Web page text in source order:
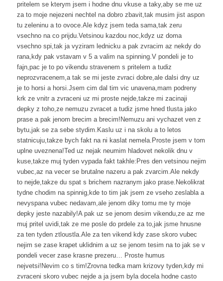
pritelem se kterym jsem i hodne dnu vkuse a taky,aby se me uz
za to moje nejezeni nechtel na dobro zbavit,tak musim jist aspon
tu zeleninu a to ovoce.Ale kdyz jsem teda sama,tak zeru
vsechno na co prijdu.Vetsinou kazdou noc,kdyz uz doma
vsechno spi,tak ja vyziram lednicku a pak zvracim az nekdy do
rana,kdy pak vstavam v 5 a valim na spinning.V pondeli je to
fajn,pac je to po vikendu stravenem s pritelem a tudiz
neprozvracenem,a tak se mi jeste zvraci dobre,ale dalsi dny uz
je to horsi a horsi.Jsem cim dal tim vic unavena,mam podreny
krk ze vnitr a zvraceni uz mi proste nejde,takze mi zacinaji
depky z toho,ze nemuzu zvracet a tudiz jsme hned tlusta jako
prase a pak jenom brecim a brecim!Nemuzu ani vychazet ven z
bytu,jak se za sebe stydim.Kaslu uz i na skolu a to letos
statnicuju,takze bych fakt na ni kaslat nemela.Proste jsem v tom
uplne uveznena!Ted uz nejak neumim hladovet nekolik dnu v
kuse,takze muj tyden vypada fakt takhle:Pres den vetsinou nejim
vubec,az na vecer se brutalne nazeru a pak zvarcim.Ale nekdy
to nejde,takze du spat s brichem nazranym jako prase.Nekolikrat
tydne chodim na spinnig,kde to tim jak jsem ze vseho zeslabla a
nevyspana vubec nedavam,ale jenom diky tomu me ty moje
depky jeste nazabily!A pak uz se jenom desim vikendu,ze az me
muj pritel uvidi,tak ze me posle do prdele za to,jak jsme hnusne
za ten tyden ztloustla.Ale za ten vikend kdy zase skoro vubec
nejim se zase krapet uklidnim a uz se jenom tesim na to jak se v
pondeli vecer zase krasne prezeru… Proste humus
nejvetsi!Nevim co s tim!Zrovna tedka mam krizovy tyden,kdy mi
zvraceni skoro vubec nejde a ja jsem byla docela hodne casto